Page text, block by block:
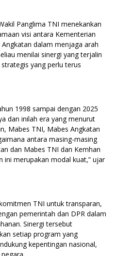
Panglima TNI menekankan
visi antara Kementerian
dalam menjaga arah
menilai sinergi yang terjalin
yang perlu terus
1998 sampai dengan 2025
dan inilah era yang menurut
Mabes TNI, Mabes Angkatan
antara masing-masing
dan Mabes TNI dan Kemhan
ini merupakan modal kuat,” ujar
TNI untuk transparan,
pemerintah dan DPR dalam
Sinergi tersebut
setiap program yang
kepentingan nasional,